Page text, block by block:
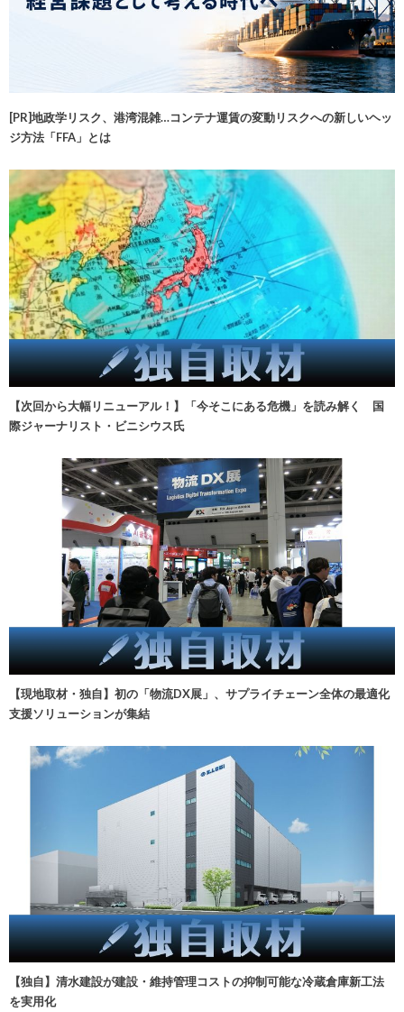
[PR]地政学リスク、港湾混雑…コンテナ運賃の変動リスクへの新しいヘッ
ジ方法「FFA」とは
【次回から大幅リニューアル！】「今そこにある危機」を読み解く 国
際ジャーナリスト・ビニシウス氏
【現地取材・独自】初の「物流DX展」、サプライチェーン全体の最適化
支援ソリューションが集結
【独自】清水建設が建設・維持管理コストの抑制可能な冷蔵倉庫新工法
を実用化